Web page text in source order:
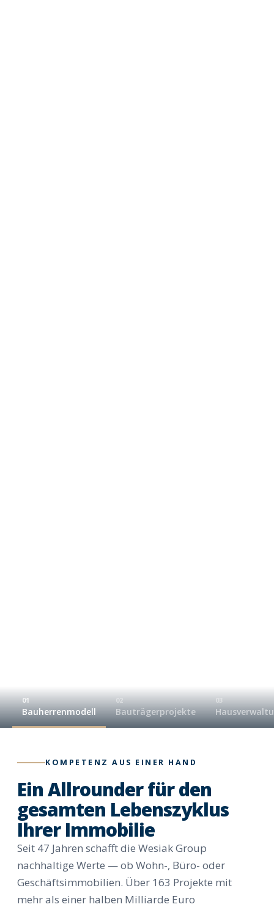
01
Bauherrenmodell
02
Bauträgerprojekte
03
KOMPETENZ AUS EINER HAND
Ein Allrounder für den
gesamten Lebenszyklus
Ihrer Immobilie
Seit 47 Jahren schafft die Wesiak Group
nachhaltige Werte — ob Wohn-, Büro- oder
Geschäftsimmobilien. Über 163 Projekte mit
mehr als einer halben Milliarde Euro